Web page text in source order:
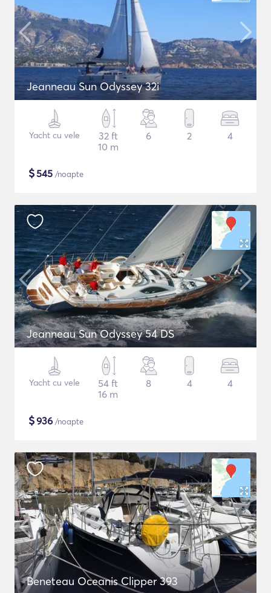
Jeanneau Sun Odyssey 32i
Yacht cu vele
32 ft
10 m
6 2 4
$545 /noapte
Jeanneau Sun Odyssey 54 DS
Yacht cu vele
54 ft
16 m
8 4 4
$936 /noapte
Beneteau Oceanis Clipper 393